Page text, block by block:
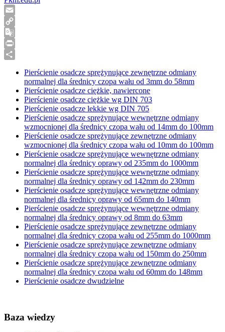
Email
Copy
Link
Google
Translate
Print
Pierścienie osadcze sprężynujące zewnętrzne odmiany
normalnej dla średnicy czopa wału od 3mm do 58mm
Pierścienie osadcze ciężkie, nawiercone
Pierścienie osadcze ciężkie wg DIN 703
Pierścienie osadcze lekkie wg DIN 705
Pierścienie osadcze sprężynujące wewnętrzne odmiany
wzmocnionej dla średnicy czopa wału od 14mm do 100mm
Pierścienie osadcze sprężynujące zewnętrzne odmiany
wzmocnionej dla średnicy czopa wału od 10mm do 100mm
Pierścienie osadcze sprężynujące wewnętrzne odmiany
normalnej dla średnicy oprawy od 235mm do 1000mm
Pierścienie osadcze sprężynujące wewnętrzne odmiany
normalnej dla średnicy oprawy od 142mm do 230mm
Pierścienie osadcze sprężynujące wewnętrzne odmiany
normalnej dla średnicy oprawy od 65mm do 140mm
Pierścienie osadcze sprężynujące wewnętrzne odmiany
normalnej dla średnicy oprawy od 8mm do 63mm
Pierścienie osadcze sprężynujące zewnętrzne odmiany
normalnej dla średnicy czopa wału od 255mm do 1000mm
Pierścienie osadcze sprężynujące zewnętrzne odmiany
normalnej dla średnicy czopa wału od 150mm do 250mm
Pierścienie osadcze sprężynujące zewnętrzne odmiany
normalnej dla średnicy czopa wału od 60mm do 148mm
Pierścienie osadcze dwudzielne
Baza wiedzy